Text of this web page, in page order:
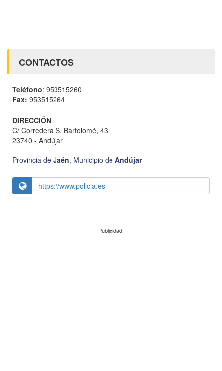
CONTACTOS
Teléfono: 953515260
Fax: 953515264
DIRECCIÓN
C/ Corredera S. Bartolomé, 43
23740 - Andújar
Provincia de Jaén, Municipio de Andújar
https://www.policia.es
Publicidad: